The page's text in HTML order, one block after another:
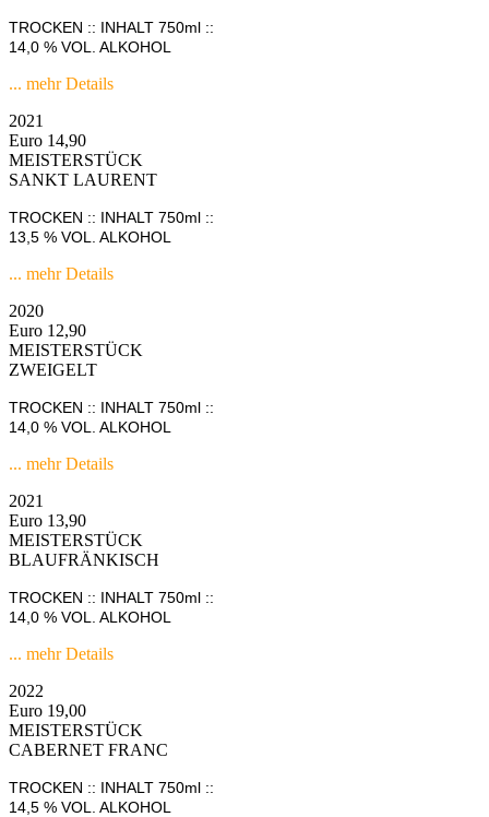
TROCKEN :: INHALT 750ml ::
14,0 % VOL. ALKOHOL
... mehr Details
2021
Euro 14,90
MEISTERSTÜCK
SANKT LAURENT
TROCKEN :: INHALT 750ml ::
13,5 % VOL. ALKOHOL
... mehr Details
2020
Euro 12,90
MEISTERSTÜCK
ZWEIGELT
TROCKEN :: INHALT 750ml ::
14,0 % VOL. ALKOHOL
... mehr Details
2021
Euro 13,90
MEISTERSTÜCK
BLAUFRÄNKISCH
TROCKEN :: INHALT 750ml ::
14,0 % VOL. ALKOHOL
... mehr Details
2022
Euro 19,00
MEISTERSTÜCK
CABERNET FRANC
TROCKEN :: INHALT 750ml ::
14,5 % VOL. ALKOHOL